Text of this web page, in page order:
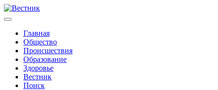
Главная
Общество
Происшествия
Образование
Здоровье
Вестник
Поиск